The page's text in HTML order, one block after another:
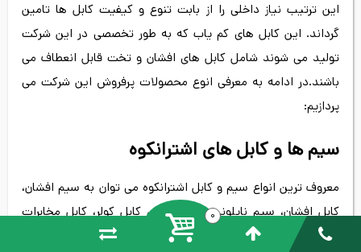
این ترتیب نیاز داخلی را از بابت تنوع و کیفیت کابل ها تامین
گرداند. این کابل های کم یاب که به طور تخصصی در این شرکت
تولید می شوند شامل کابل های افشان و تخت قابل انعطاف می
باشند.در ادامه به معرفی انوع محصولات پرفروش این شرکت می
پردازیم:
سیم ها و کابل های اشترانکوه
معروف ترین انواع سیم و کابل اشترانکوه می توان به سیم افشان،
کابل افشان، سیم نایلونی، کابل خشک، کابل کولر، کابل مخابرات
اشاره کرد. به طور مثال سیم دماوند افشان اشترانکوه سیم انعطاف
0